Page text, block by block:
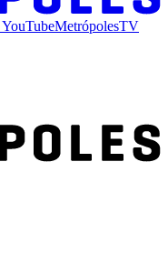
YouTubeMetrópolesTV